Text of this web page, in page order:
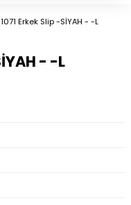
Erkek Slip -SİYAH - -L
- -L